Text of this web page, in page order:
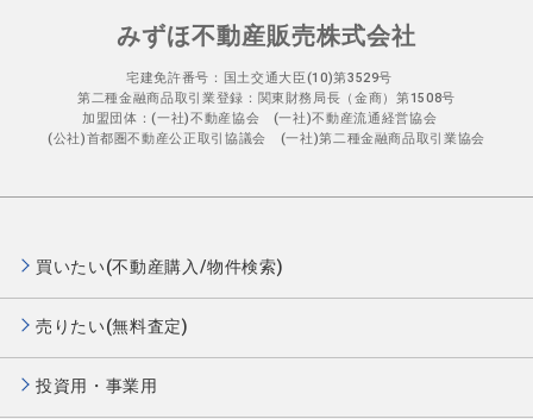
みずほ不動産販売株式会社
宅建免許番号：国土交通大臣(10)第3529号
第二種金融商品取引業登録：関東財務局長（金商）第1508号
加盟団体：(一社)不動産協会 (一社)不動産流通経営協会
(公社)首都圏不動産公正取引協議会 (一社)第二種金融商品取引業協会
買いたい(不動産購入/物件検索)
売りたい(無料査定)
投資用・事業用